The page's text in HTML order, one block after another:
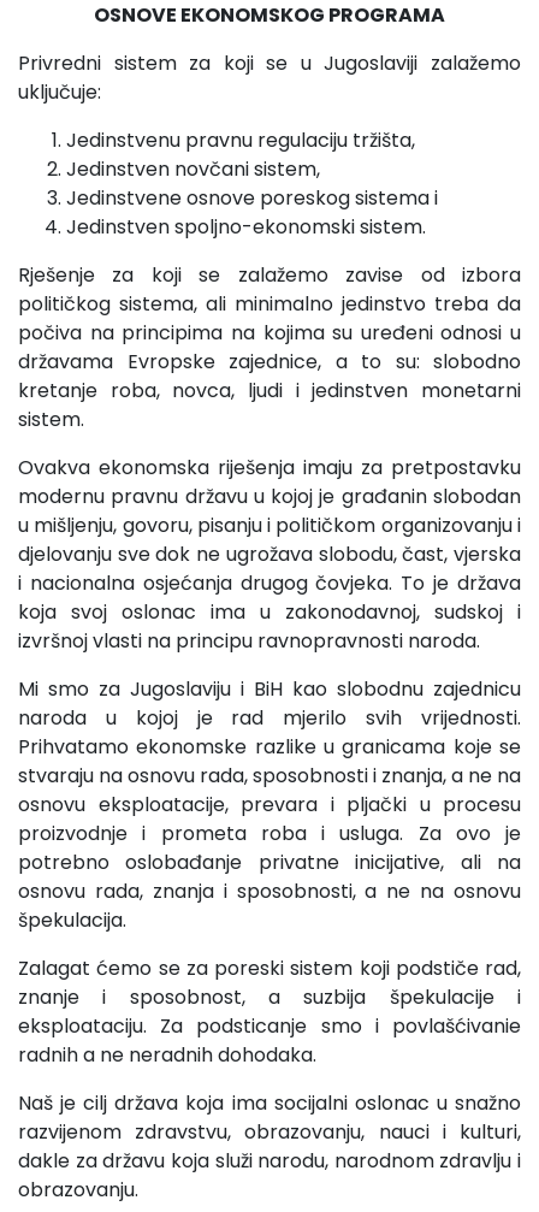
OSNOVE EKONOMSKOG PROGRAMA
Privredni sistem za koji se u Jugoslaviji zalažemo
uklju­čuje:
Jedinstvenu pravnu regulaciju tržišta,
Jedinstven novčani sistem,
Jedinstvene osnove poreskog sistema i
Jedinstven spoljno-ekonomski sistem.
Rješenje za koji se zalažemo zavise od izbora
političkog sistema, ali minimalno jedinstvo treba da
počiva na principima na kojima su uređeni odnosi u
državama Evropske zajednice, a to su: slobodno
kretanje roba, novca, ljudi i jedinstven mone­tarni
sistem.
Ovakva ekonomska riješenja imaju za pretpostavku
mo­dernu pravnu državu u kojoj je građanin slobodan
u mišljenju, govoru, pisanju i političkom organizovanju i
djelovanju sve dok ne ugrožava slobodu, čast, vjerska
i nacionalna osjećanja drugog čovjeka. To je država
koja svoj oslonac ima u zakono­davnoj, sudskoj i
izvršnoj vlasti na principu ravnopravnosti na­roda.
Mi smo za Jugoslaviju i BiH kao slobodnu zajednicu
na­roda u kojoj je rad mjerilo svih vrijednosti.
Prihvatamo eko­nomske razlike u granicama koje se
stvaraju na osnovu rada, sposobnosti i znanja, a ne na
osnovu eksploatacije, prevara i pljački u procesu
proizvodnje i prometa roba i usluga. Za ovo je
potrebno oslobađanje privatne inicijative, ali na
osnovu rada, znanja i sposobnosti, a ne na osnovu
špekulacija.
Zalagat ćemo se za poreski sistem koji podstiče rad,
znanje i sposobnost, a suzbija špekulacije i
eksploataciju. Za podsticanje smo i povlašćivanie
radnih a ne neradnih dohoda­ka.
Naš je cilj država koja ima socijalni oslonac u snažno
razvijenom zdravstvu, obrazovanju, nauci i kulturi,
dakle za državu koja služi narodu, narodnom zdravlju i
obrazovanju.